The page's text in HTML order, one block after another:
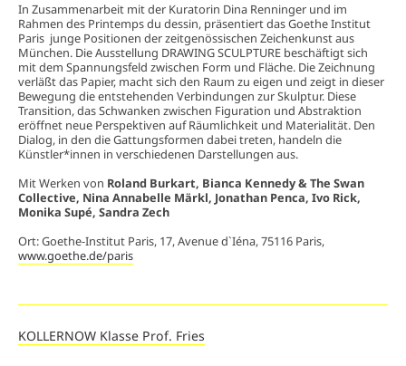
In Zusammenarbeit mit der Kuratorin Dina Renninger und im
Rahmen des Printemps du dessin, präsentiert das Goethe Institut
Paris junge Positionen der zeitgenössischen Zeichenkunst aus
München. Die Ausstellung DRAWING SCULPTURE beschäftigt sich
mit dem Spannungsfeld zwischen Form und Fläche. Die Zeichnung
verläßt das Papier, macht sich den Raum zu eigen und zeigt in dieser
Bewegung die entstehenden Verbindungen zur Skulptur. Diese
Transition, das Schwanken zwischen Figuration und Abstraktion
eröffnet neue Perspektiven auf Räumlichkeit und Materialität. Den
Dialog, in den die Gattungsformen dabei treten, handeln die
Künstler*innen in verschiedenen Darstellungen aus.
Mit Werken von Roland Burkart, Bianca Kennedy & The Swan
Collective, Nina Annabelle Märkl, Jonathan Penca, Ivo Rick,
Monika Supé, Sandra Zech
Ort: Goethe-Institut Paris, 17, Avenue d`Iéna, 75116 Paris,
www.goethe.de/paris
KOLLERNOW Klasse Prof. Fries